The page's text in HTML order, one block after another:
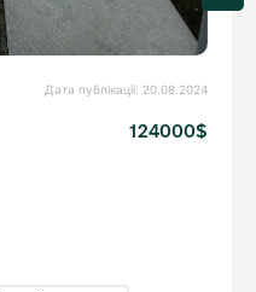
Дата публікації: 20.08.2024
124000$